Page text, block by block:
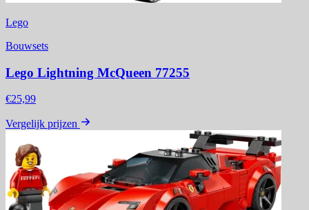
Lego
Bouwsets
Lego Lightning McQueen 77255
€25,99
Vergelijk prijzen